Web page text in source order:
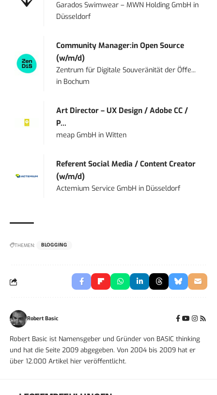
Garados Swimwear – MWN Holding GmbH in
Düsseldorf
Community Manager:in Open Source
(w/m/d)
Zentrum für Digitale Souveränität der Öffe...
in Bochum
Art Director – UX Design / Adobe CC /
P...
meap GmbH inWitten
Referent Social Media / Content Creator
(w/m/d)
Actemium Service GmbH in Düsseldorf
THEMEN: BLOGGING
Robert Basic
Robert Basic ist Namensgeber und Gründer von BASIC thinking
und hat die Seite 2009 abgegeben. Von 2004 bis 2009 hat er
über 12.000 Artikel hier veröffentlicht.